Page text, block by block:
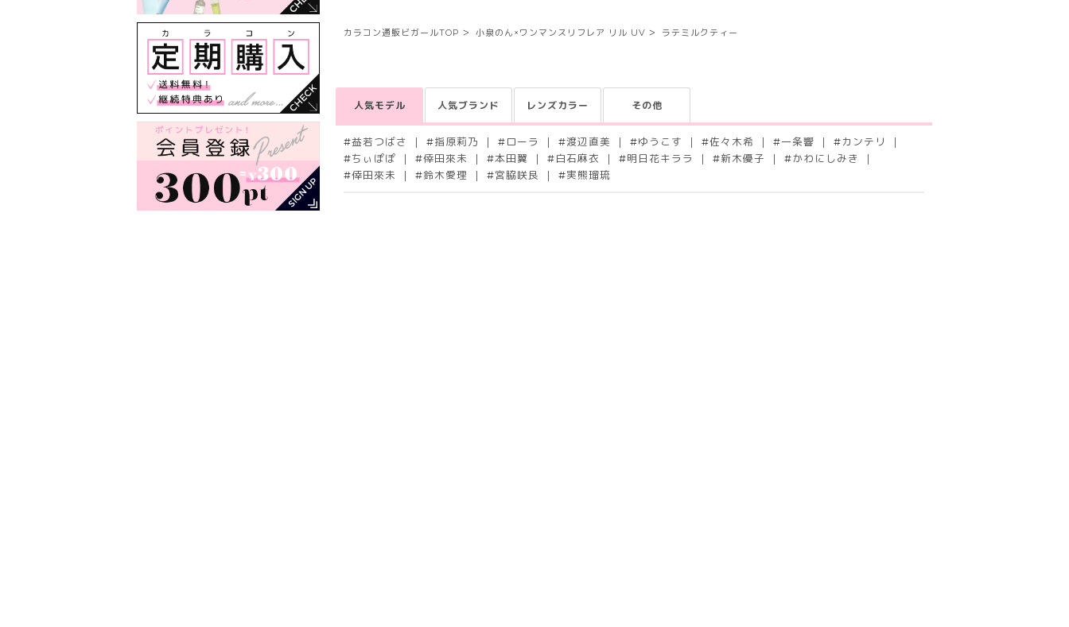
カラコン通販ビガールTOP 小泉のん×ワンマンスリフレア リル UV ラテミルクティー
人気モデル 人気ブランド レンズカラー その他
#益若つばさ #指原莉乃 # ローラ #渡辺直美 #ゆうこす #佐々木希 #一条響 # カンテリ
#ちぃぽぽ #倖田來未 #本田翼 # 白石麻衣 #明日花キララ #新木優子 #かわにしみき
#倖田來未 #鈴木愛理 #宮脇咲良 #実熊瑠琉